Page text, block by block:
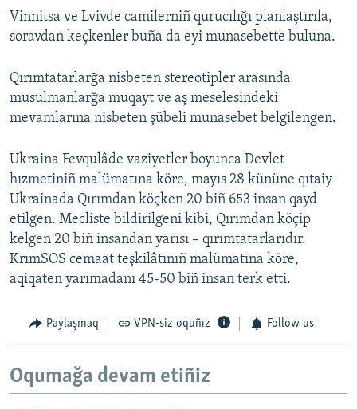
Vinnitsa ve Lvivde camilerniñ qurucılığı planlaştırıla,
soravdan keçkenler buña da eyi munasebette buluna.
Qırımtatarlarğa nisbeten stereotipler arasında
musulmanlarğa muqayt ve aş meselesindeki
mevamlarına nisbeten şübeli munasebet belgilengen.
Ukraina Fevqulâde vaziyetler boyunca Devlet
hızmetiniñ malümatına köre, mayıs 28 kününe qıtaiy
Ukrainada Qırımdan köçken 20 biñ 653 insan qayd
etilgen. Mecliste bildirilgeni kibi, Qırımdan köçip
kelgen 20 biñ insandan yarısı – qırımtatarlarıdır.
KrımSOS cemaat teşkilâtınıñ malümatına köre,
aqiqaten yarımadanı 45-50 biñ insan terk etti.
Paylaşmaq VPN-siz oquñız Follow us
Oqumağa devam etiñiz